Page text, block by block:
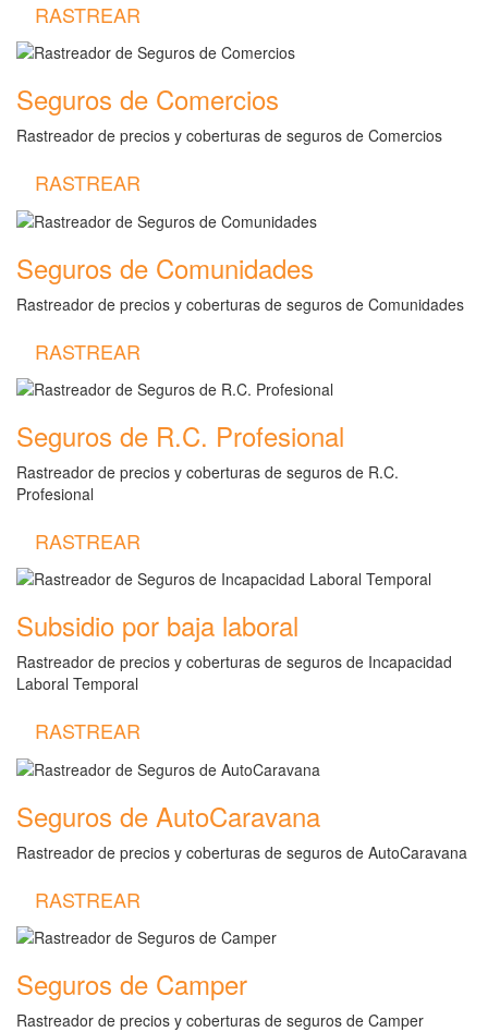
RASTREAR
Seguros de Comercios
Rastreador de precios y coberturas de seguros de Comercios
RASTREAR
Seguros de Comunidades
Rastreador de precios y coberturas de seguros de Comunidades
RASTREAR
Seguros de R.C. Profesional
Rastreador de precios y coberturas de seguros de R.C.
Profesional
RASTREAR
Subsidio por baja laboral
Rastreador de precios y coberturas de seguros de Incapacidad
Laboral Temporal
RASTREAR
Seguros de AutoCaravana
Rastreador de precios y coberturas de seguros de AutoCaravana
RASTREAR
Seguros de Camper
Rastreador de precios y coberturas de seguros de Camper